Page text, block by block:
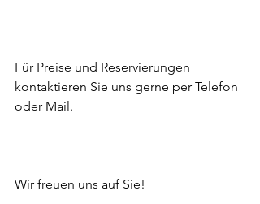
Für Preise und Reservierungen
kontaktieren Sie uns gerne per Telefon
oder Mail.
Wir freuen uns auf Sie!